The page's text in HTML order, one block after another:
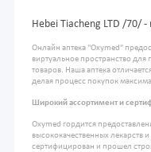
Hebei Tiacheng LTD /70/ -
Онлайн аптека "Oxymed"
виртуальное пространство
товаров. Наша аптека
делая процесс покупок
Широкий ассортимент и
Oxymed гордится
высококачественных лекарств
сертифицирован и прошел